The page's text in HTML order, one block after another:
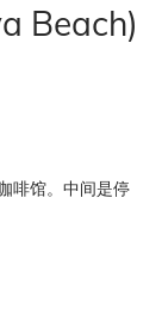
Beach)
啡馆。中间是停